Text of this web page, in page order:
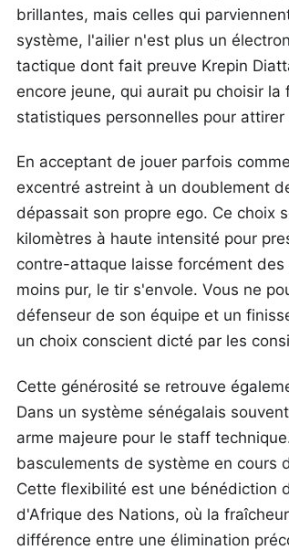
brillantes, mais celles qui
système, l'ailier n'est plus un
tactique dont fait preuve Krepin
encore jeune, qui aurait pu choisir
statistiques personnelles pour
En acceptant de jouer parfois
excentré astreint à un doublement
dépassait son propre ego. Ce choix
kilomètres à haute intensité pour
contre-attaque laisse forcément
moins pur, le tir s'envole. Vous ne
défenseur de son équipe et un
un choix conscient dicté par les
Cette générosité se retrouve
Dans un système sénégalais
arme majeure pour le staff
basculements de système en cours
Cette flexibilité est une bénédiction
d'Afrique des Nations, où la
différence entre une élimination